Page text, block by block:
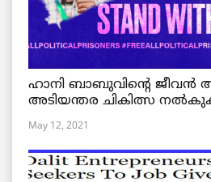
ഹാനി ബാബുവിന്റെ ജീവൻ
അടിയന്തര ചികിത്സ
May 12, 2021